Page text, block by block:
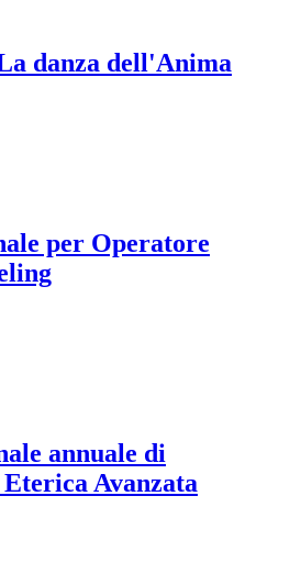
danza dell'Anima
per Operatore
annuale di
Avanzata